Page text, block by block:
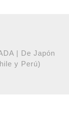
| De Japón
y Perú)